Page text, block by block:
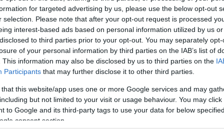
for targeted advertising by us, please use the below opt-out
selection. Please note that after your opt-out request is processed
interest-based ads based on personal information utilized by us
to third parties prior to your opt-out. You may separately
of your personal information by third parties on the IAB’s list of
This information may also be disclosed by us to third parties on the
Participants that may further disclose it to other third parties.
that this website/app uses one or more Google services and may
but not limited to your visit or usage behaviour. You may
to Google and its third-party tags to use your data for below
consent section.